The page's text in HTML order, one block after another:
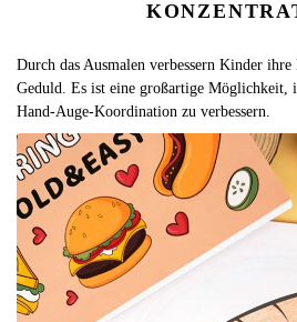
Durch das Ausmalen verbessern Kinder
Geduld. Es ist eine großartige Möglichkeit,
Hand-Auge-Koordination zu verbessern.